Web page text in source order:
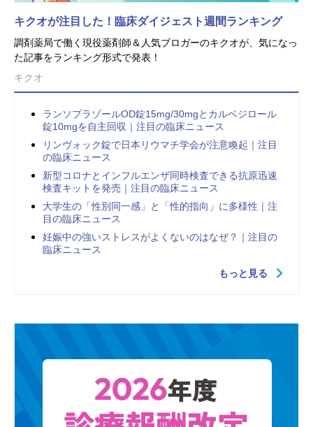
キクオが注目した！臨床ダイジェスト週間ランキング
調剤薬局で働く現役薬剤師＆人気ブロガーのキクオが、気になっ
た記事をランキング形式で発表！
キクオ
ランソプラゾールOD錠15mg/30mgとカルベジロール
錠10mgを自主回収｜注目の臨床ニュース
リンヴォック錠で日本リウマチ学会が注意喚起｜注目
の臨床ニュース
新型コロナとインフルエンザ同時検査できる抗原迅速
検査キットを発売｜注目の臨床ニュース
大学生の「性別同一感」と「性的指向」に多様性｜注
目の臨床ニュース
妊娠中の強いストレスがよくないのはなぜ？｜注目の
臨床ニュース
もっと見る